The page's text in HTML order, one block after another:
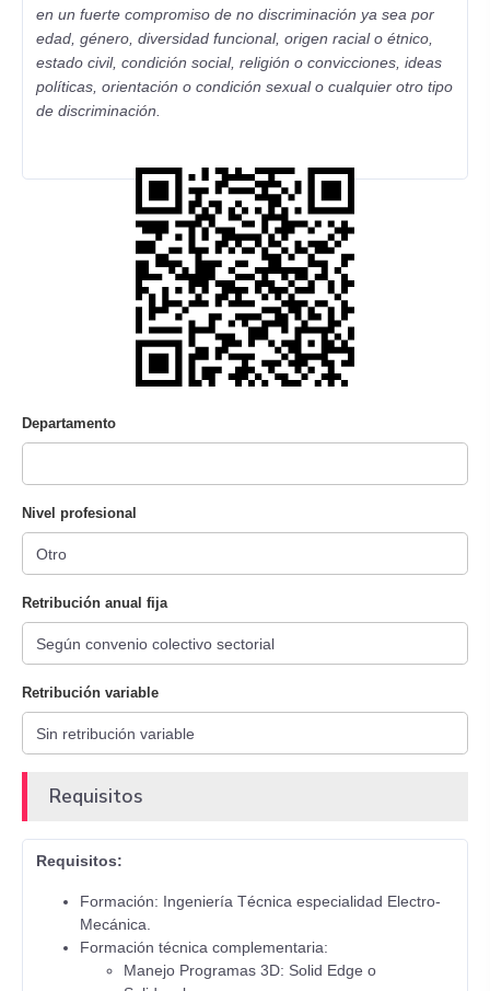
en un fuerte compromiso de no discriminación ya sea por
edad, género, diversidad funcional, origen racial o étnico,
estado civil, condición social, religión o convicciones, ideas
políticas, orientación o condición sexual o cualquier otro tipo
de discriminación.
Departamento
Nivel profesional
Retribución anual fija
Retribución variable
Requisitos
Requisitos:
Formación: Ingeniería Técnica especialidad Electro-
Mecánica.
Formación técnica complementaria:
Manejo Programas 3D: Solid Edge o